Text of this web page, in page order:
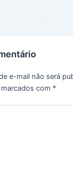
e-mail não será
com *